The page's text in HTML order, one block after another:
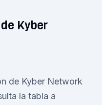
Kyber
de Kyber Network
la tabla a